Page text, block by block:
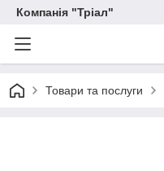
Компанія "Тріал"
Товари та послуги